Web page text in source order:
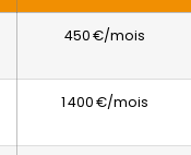
450 €/mois
1 400 €/mois